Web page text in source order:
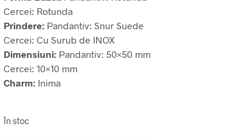
Cercei: Rotunda
Prindere: Pandantiv: Snur Suede
Cercei: Cu Surub de INOX
Dimensiuni: Pandantiv: 50×50 mm
Cercei: 10×10 mm
Charm: Inima
În stoc